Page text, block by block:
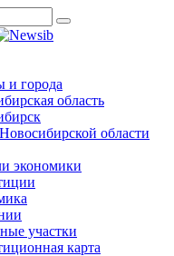
и города
область
области
экономики
участки
карта